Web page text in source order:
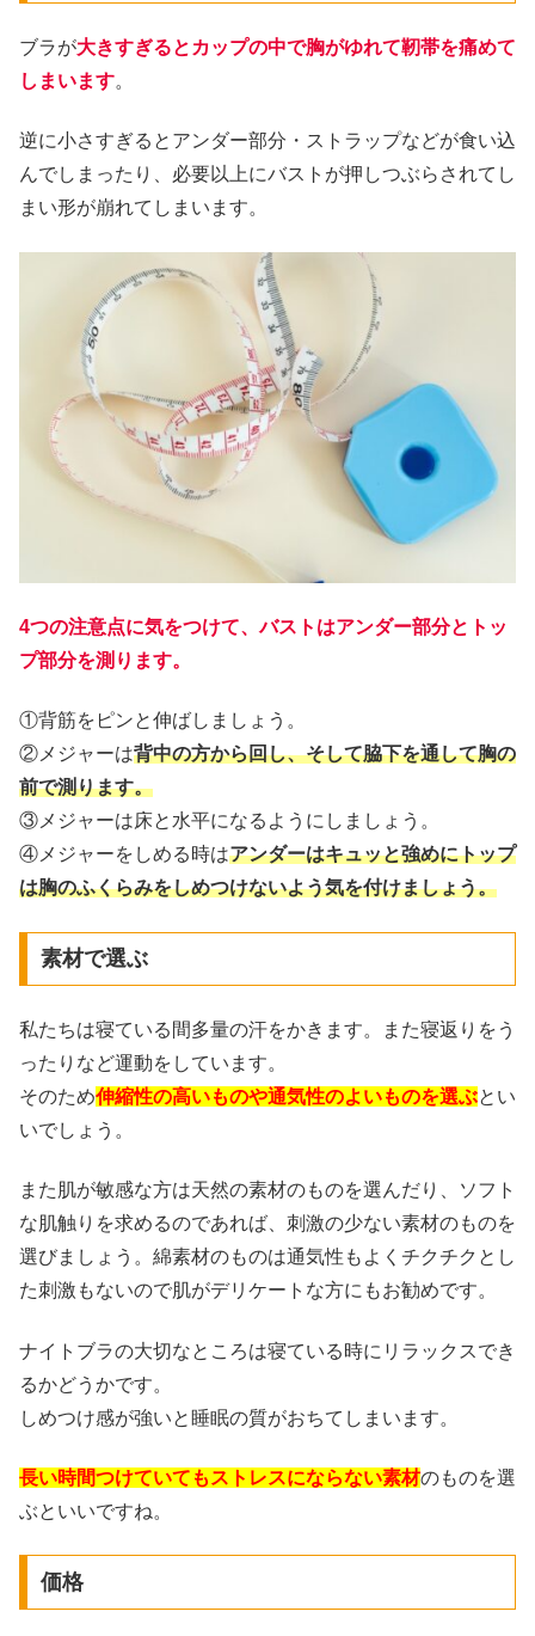
ブラが大きすぎるとカップの中で胸がゆれて靭帯を痛めて
しまいます。
逆に小さすぎるとアンダー部分・ストラップなどが食い込
んでしまったり、必要以上にバストが押しつぶらされてし
まい形が崩れてしまいます。
4つの注意点に気をつけて、バストはアンダー部分とトッ
プ部分を測ります。
①背筋をピンと伸ばしましょう。
②メジャーは背中の方から回し、そして脇下を通して胸の
前で測ります。
③メジャーは床と水平になるようにしましょう。
④メジャーをしめる時はアンダーはキュッと強めにトップ
は胸のふくらみをしめつけないよう気を付けましょう。
素材で選ぶ
私たちは寝ている間多量の汗をかきます。また寝返りをう
ったりなど運動をしています。
そのため伸縮性の高いものや通気性のよいものを選ぶとい
いでしょう。
また肌が敏感な方は天然の素材のものを選んだり、ソフト
な肌触りを求めるのであれば、刺激の少ない素材のものを
選びましょう。綿素材のものは通気性もよくチクチクとし
た刺激もないので肌がデリケートな方にもお勧めです。
ナイトブラの大切なところは寝ている時にリラックスでき
るかどうかです。
しめつけ感が強いと睡眠の質がおちてしまいます。
長い時間つけていてもストレスにならない素材のものを選
ぶといいですね。
価格